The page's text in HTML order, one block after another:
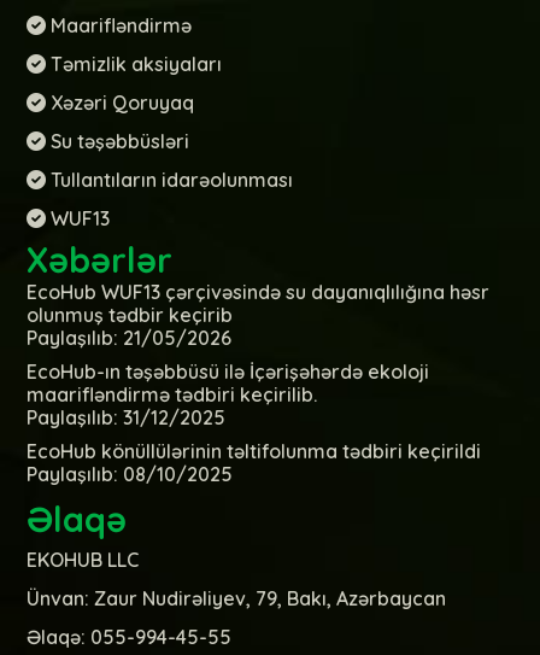
Maarifləndirmə
Təmizlik aksiyaları
Xəzəri Qoruyaq
Su təşəbbüsləri
Tullantıların idarəolunması
WUF13
Xəbərlər
EcoHub WUF13 çərçivəsində su dayanıqlılığına həsr
olunmuş tədbir keçirib
Paylaşılıb: 21/05/2026
EcoHub-ın təşəbbüsü ilə İçərişəhərdə ekoloji
maarifləndirmə tədbiri keçirilib.
Paylaşılıb: 31/12/2025
EcoHub könüllülərinin təltifolunma tədbiri keçirildi
Paylaşılıb: 08/10/2025
Əlaqə
EKOHUB LLC
Ünvan: Zaur Nudirəliyev, 79, Bakı, Azərbaycan
Əlaqə: 055-994-45-55